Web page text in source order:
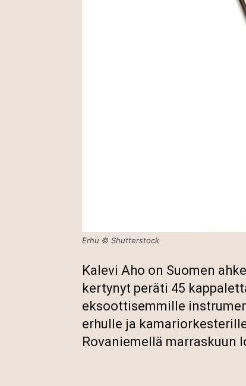
Erhu © Shutterstock
Kalevi Aho on Suomen
kertynyt peräti 45
eksoottisemmille
erhulle ja
Rovaniemellä marraskuun